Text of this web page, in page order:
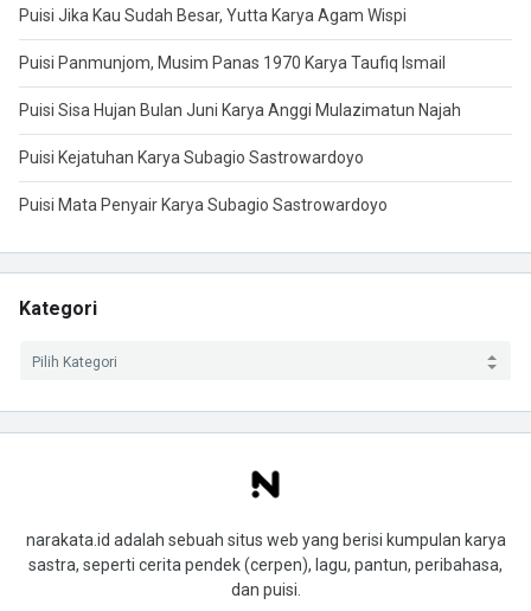
Puisi Jika Kau Sudah Besar, Yutta Karya Agam Wispi
Puisi Panmunjom, Musim Panas 1970 Karya Taufiq Ismail
Puisi Sisa Hujan Bulan Juni Karya Anggi Mulazimatun Najah
Puisi Kejatuhan Karya Subagio Sastrowardoyo
Puisi Mata Penyair Karya Subagio Sastrowardoyo
Kategori
narakata.id adalah sebuah situs web yang berisi kumpulan karya
sastra, seperti cerita pendek (cerpen), lagu, pantun, peribahasa,
dan puisi.